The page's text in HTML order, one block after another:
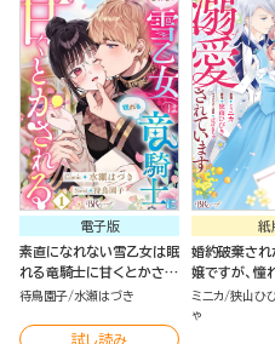
電子版
素直になれない雪乙女は眠
れる竜騎士に甘くとかされ
る コミック版（分冊版）
待鳥園子 水瀬はづき
試し読み
紙
婚約破棄され
嬢ですが、憧
に溺愛されて
ミニカ 狭山ひ
ゃ